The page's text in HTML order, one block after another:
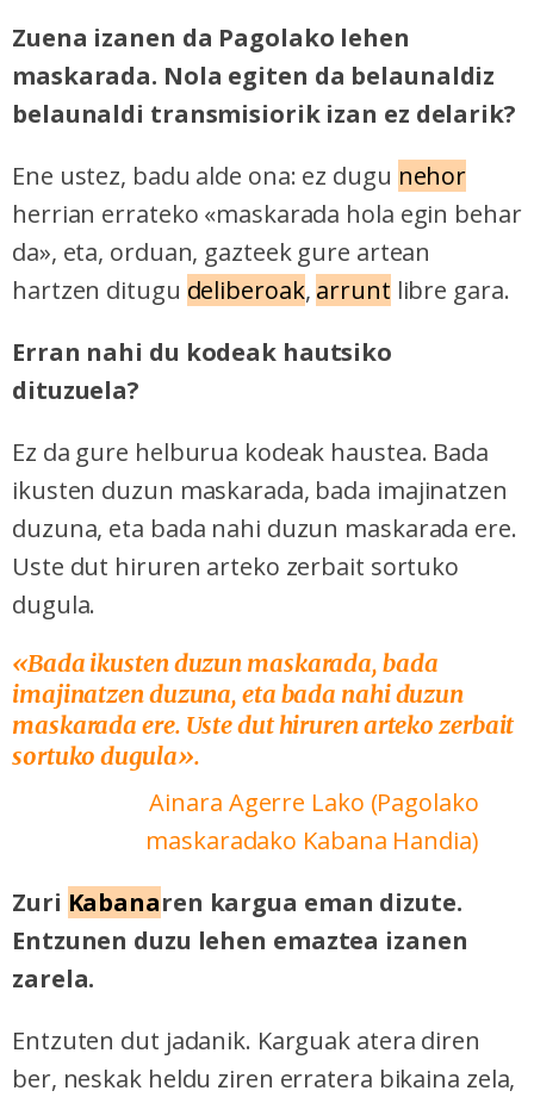
Zuena izanen da Pagolako lehen
maskarada. Nola egiten da belaunaldiz
belaunaldi transmisiorik izan ez delarik?
Ene ustez, badu alde ona: ez dugu nehor
herrian errateko «maskarada hola egin behar
da», eta, orduan, gazteek gure artean
hartzen ditugu deliberoak, arrunt libre gara.
Erran nahi du kodeak hautsiko
dituzuela?
Ez da gure helburua kodeak haustea. Bada
ikusten duzun maskarada, bada imajinatzen
duzuna, eta bada nahi duzun maskarada ere.
Uste dut hiruren arteko zerbait sortuko
dugula.
«Bada ikusten duzun maskarada, bada
imajinatzen duzuna, eta bada nahi duzun
maskarada ere. Uste dut hiruren arteko zerbait
sortuko dugula».
Ainara Agerre Lako (Pagolako
maskaradako Kabana Handia)
Zuri Kabanaren kargua eman dizute.
Entzunen duzu lehen emaztea izanen
zarela.
Entzuten dut jadanik. Karguak atera diren
ber, neskak heldu ziren erratera bikaina zela,